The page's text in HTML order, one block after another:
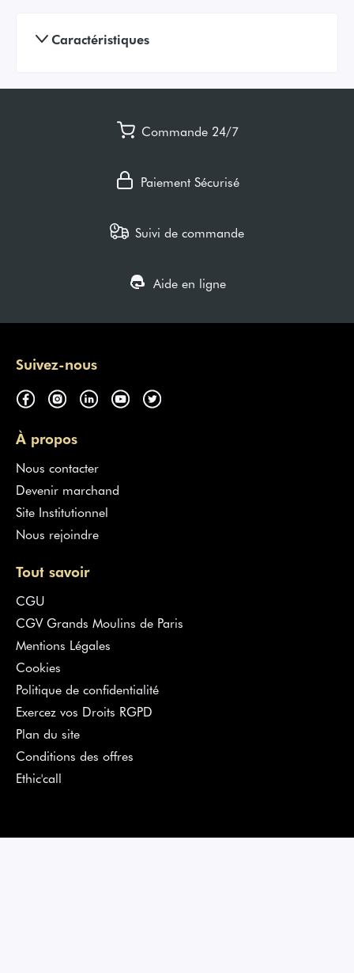
Caractéristiques
Commande 24/7
Paiement Sécurisé
Suivi de commande
Aide en ligne
Suivez-nous
À propos
Nous contacter
Devenir marchand
Site Institutionnel
Nous rejoindre
Tout savoir
CGU
CGV Grands Moulins de Paris
Mentions Légales
Cookies
Politique de confidentialité
Exercez vos Droits RGPD
Plan du site
Conditions des offres
Ethic'call